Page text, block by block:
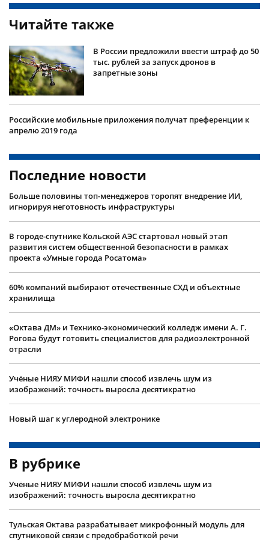
Читайте также
В России предложили ввести штраф до 50
тыс. рублей за запуск дронов в
запретные зоны
Российские мобильные приложения получат преференции к
апрелю 2019 года
Последние новости
Больше половины топ-менеджеров торопят внедрение ИИ,
игнорируя неготовность инфраструктуры
В городе-спутнике Кольской АЭС стартовал новый этап
развития систем общественной безопасности в рамках
проекта «Умные города Росатома»
60% компаний выбирают отечественные СХД и объектные
хранилища
«Октава ДМ» и Технико-экономический колледж имени А. Г.
Рогова будут готовить специалистов для радиоэлектронной
отрасли
Учëные НИЯУ МИФИ нашли способ извлечь шум из
изображений: точность выросла десятикратно
Новый шаг к углеродной электронике
В рубрике
Учëные НИЯУ МИФИ нашли способ извлечь шум из
изображений: точность выросла десятикратно
Тульская Октава разрабатывает микрофонный модуль для
спутниковой связи с предобработкой речи